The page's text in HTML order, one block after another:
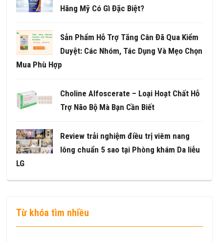
Hãng Mỹ Có Gì Đặc Biệt?
Sản Phẩm Hỗ Trợ Tăng Cân Đã Qua Kiểm
Duyệt: Các Nhóm, Tác Dụng Và Mẹo Chọn
Mua Phù Hợp
Choline Alfoscerate – Loại Hoạt Chất Hỗ
Trợ Não Bộ Mà Bạn Cần Biết
Review trải nghiệm điều trị viêm nang
lông chuẩn 5 sao tại Phòng khám Da liễu
LG
Từ khóa tìm nhiều